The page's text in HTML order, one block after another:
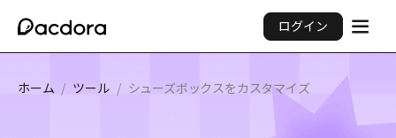
ログイン
ホーム / ツール / シューズボックスをカスタマイズ